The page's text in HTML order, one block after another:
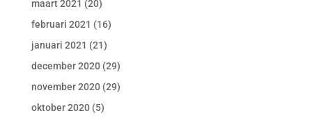
maart 2021 (20)
februari 2021 (16)
januari 2021 (21)
december 2020(29)
november 2020(29)
oktober 2020(5)